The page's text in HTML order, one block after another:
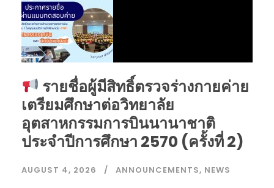
รายชื่อผู้มีสิทธิ์ตรวจร่างกายค่าย
เตรียมศึกษาต่อวิทยาลัย
อุตสาหกรรมการบินนานาชาติ
ประจำปีการศึกษา 2570 (ครั้งที่ 2)
AUGUST 4, 2026 ANNOUNCEMENTS, NEWS